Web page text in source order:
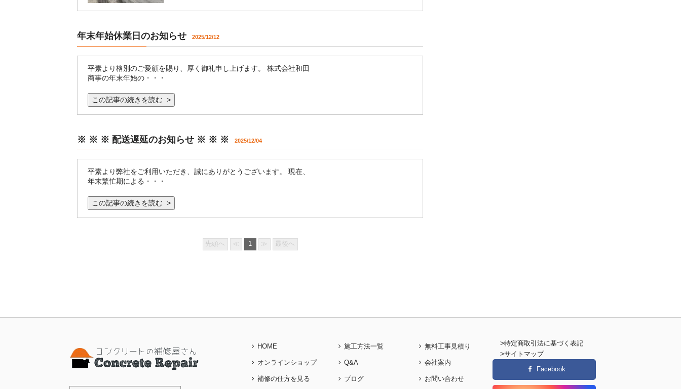
年末年始休業日のお知らせ 2025/12/12
平素より格別のご愛顧を賜り、厚く御礼申し上げます。 株式会社和田
商事の年末年始の・・・
この記事の続きを読む >
※ ※ ※ 配送遅延のお知らせ ※ ※ ※ 2025/12/04
平素より弊社をご利用いただき、誠にありがとうございます。 現在、
年末繁忙期による・・・
この記事の続きを読む >
先頭へ ≪ 1 ≫ 最後へ
HOME
オンラインショップ
補修の仕方を見る
施工方法一覧
Q&A
ブログ
無料工事見積り
会社案内
お問い合わせ
>特定商取引法に基づく表記
>サイトマップ
Facebook